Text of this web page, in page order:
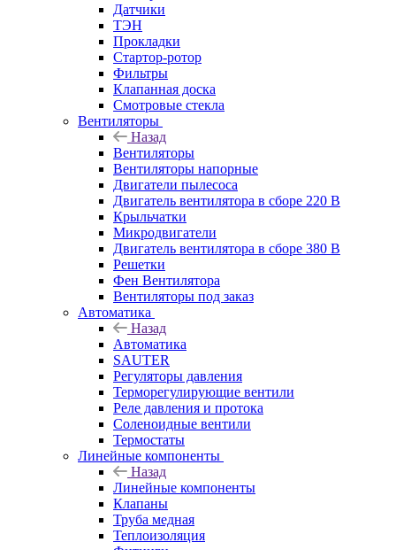
Датчики
ТЭН
Прокладки
Стартор-ротор
Фильтры
Клапанная доска
Смотровые стекла
Вентиляторы
Назад
Вентиляторы
Вентиляторы напорные
Двигатели пылесоса
Двигатель вентилятора в сборе 220 В
Крыльчатки
Микродвигатели
Двигатель вентилятора в сборе 380 В
Решетки
Фен Вентилятора
Вентиляторы под заказ
Автоматика
Назад
Автоматика
SAUTER
Регуляторы давления
Терморегулирующие вентили
Реле давления и протока
Соленоидные вентили
Термостаты
Линейные компоненты
Назад
Линейные компоненты
Клапаны
Труба медная
Теплоизоляция